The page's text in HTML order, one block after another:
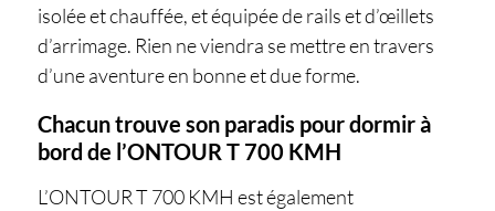
isolée et chauffée, et équipée de rails et d’œillets
d’arrimage. Rien ne viendra se mettre en travers
d’une aventure en bonne et due forme.
Chacun trouve son paradis pour dormir à
bord de l’ONTOUR T 700 KMH
L’ONTOUR T 700 KMH est également